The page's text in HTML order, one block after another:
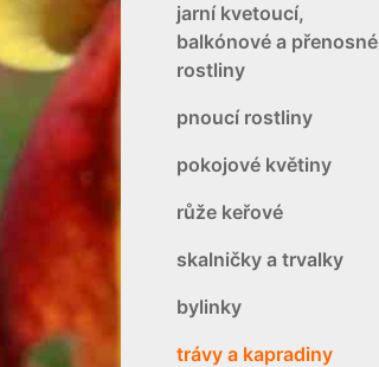
jarní kvetoucí,
balkónové a přenosné
rostliny
pnoucí rostliny
pokojové květiny
růže keřové
skalničky a trvalky
bylinky
trávy a kapradiny